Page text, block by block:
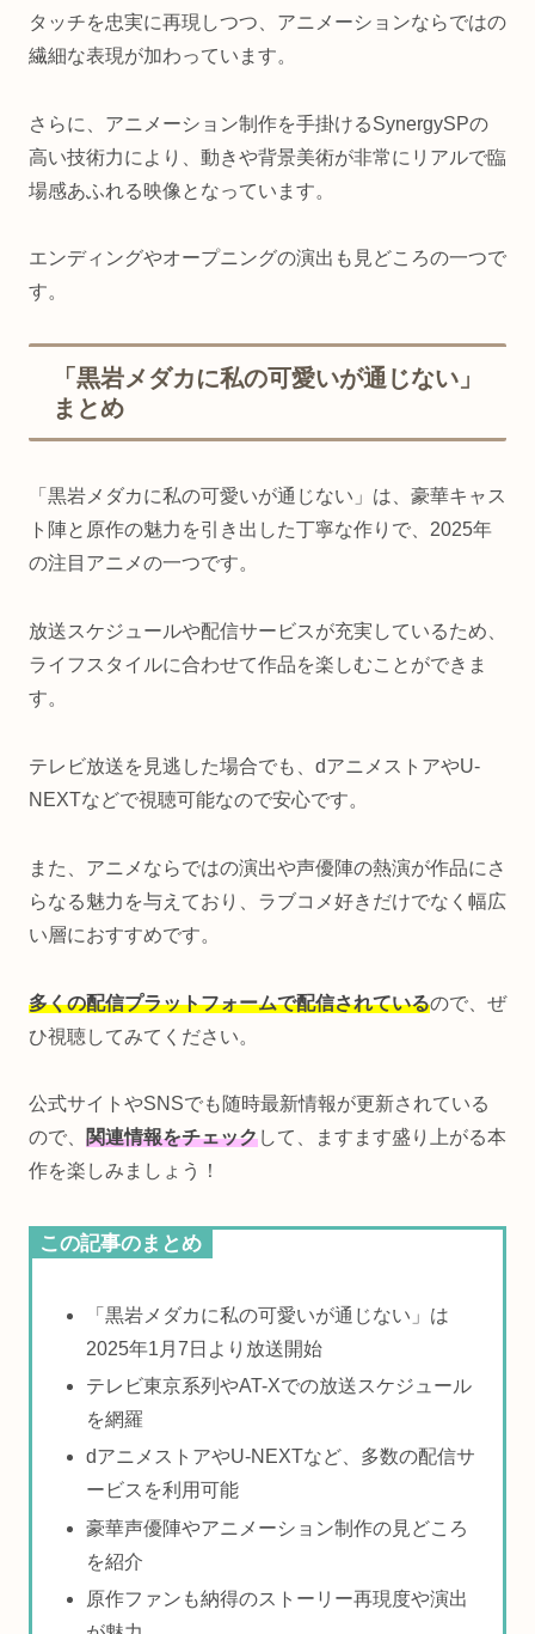
タッチを忠実に再現しつつ、アニメーションならではの
繊細な表現が加わっています。
さらに、アニメーション制作を手掛けるSynergySPの
高い技術力により、動きや背景美術が非常にリアルで臨
場感あふれる映像となっています。
エンディングやオープニングの演出も見どころの一つで
す。
「黒岩メダカに私の可愛いが通じない」
まとめ
「黒岩メダカに私の可愛いが通じない」は、豪華キャス
ト陣と原作の魅力を引き出した丁寧な作りで、2025年
の注目アニメの一つです。
放送スケジュールや配信サービスが充実しているため、
ライフスタイルに合わせて作品を楽しむことができま
す。
テレビ放送を見逃した場合でも、dアニメストアやU-
NEXTなどで視聴可能なので安心です。
また、アニメならではの演出や声優陣の熱演が作品にさ
らなる魅力を与えており、ラブコメ好きだけでなく幅広
い層におすすめです。
多くの配信プラットフォームで配信されているので、ぜ
ひ視聴してみてください。
公式サイトやSNSでも随時最新情報が更新されている
ので、 関連情報をチェックして、ますます盛り上がる本
作を楽しみましょう！
この記事のまとめ
「黒岩メダカに私の可愛いが通じない」は
2025年1月7日より放送開始
テレビ東京系列やAT-Xでの放送スケジュール
を網羅
dアニメストアやU-NEXTなど、多数の配信サ
ービスを利用可能
豪華声優陣やアニメーション制作の見どころ
を紹介
原作ファンも納得のストーリー再現度や演出